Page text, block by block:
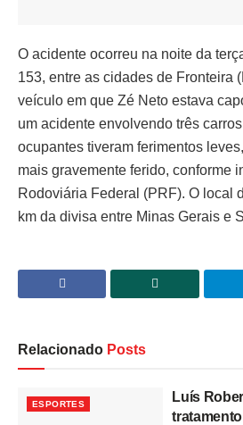
O acidente ocorreu na noite da
153, entre as cidades de Fronteira
veículo em que Zé Neto estava
um acidente envolvendo três
ocupantes tiveram ferimentos
mais gravemente ferido, conforme
Rodoviária Federal (PRF). O local
km da divisa entre Minas Gerais e
Relacionado Posts
ESPORTES
Luís